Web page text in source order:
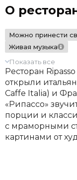
О
Можно принести
Живая музыка
Показать все
Ресторан
открыли
Caffe Italia) и
«Рипассо»
порции и
с мраморными
картинами от